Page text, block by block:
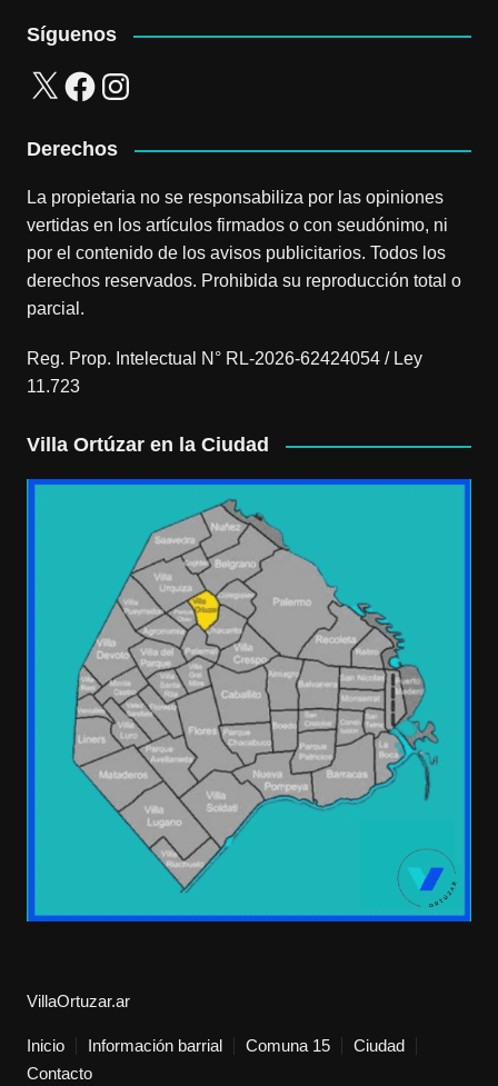
Síguenos
X FacebookInstagram
Derechos
La propietaria no se responsabiliza por las opiniones
vertidas en los artículos firmados o con seudónimo, ni
por el contenido de los avisos publicitarios. Todos los
derechos reservados. Prohibida su reproducción total o
parcial.
Reg. Prop. Intelectual N° RL-2026-62424054 / Ley
11.723
Villa Ortúzar en la Ciudad
VillaOrtuzar.ar
Inicio Información barrial Comuna 15
Ciudad
Contacto